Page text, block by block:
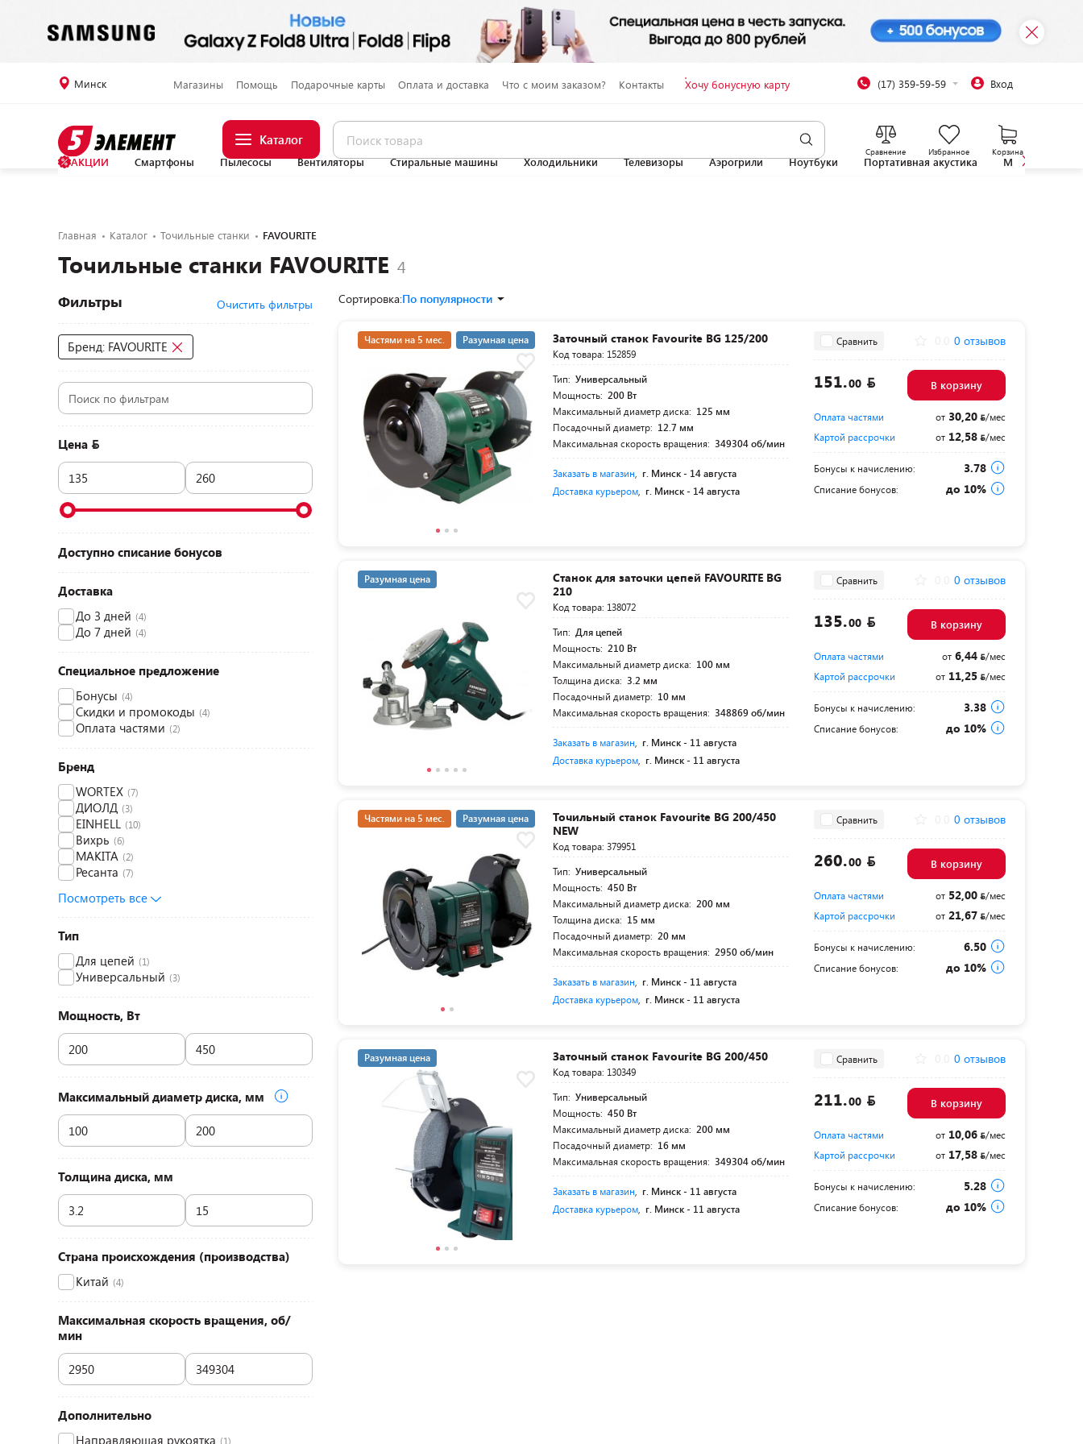
Минск Магазины Помощь Подарочные карты Оплата и доставка Что с моим заказом? Контакты Хочу бонусную карту (17) 359-59-59 Вход
Каталог
Сравнение Избранное Корзина
АКЦИИ Смартфоны Пылесосы Вентиляторы Стиральные машины Холодильники Телевизоры Аэрогрили Ноутбуки Портативная акустика
Главная Каталог Точильные станки FAVOURITE
Точильные станки FAVOURITE
Фильтры Очистить фильтры
Бренд: FAVOURITE
Цена
Доступно списание бонусов
Доставка
До 3 дней (4)
До 7 дней (4)
Специальное предложение
Бонусы (4)
Скидки и промокоды (4)
Оплата частями (2)
Бренд
WORTEX (7)
ДИОЛД (3)
EINHELL (10)
Вихрь (6)
MAKITA (2)
Ресанта (7)
Посмотреть все
Тип
Для цепей (1)
Универсальный (3)
Мощность, Вт
Максимальный диаметр диска, мм
Толщина диска, мм
Страна происхождения (производства)
Китай (4)
Максимальная скорость вращения, об/
мин
Дополнительно
Направляющая рукоятка (1)
Сортировка:По популярности
Частями на 5 мес. Разумная цена Заточный станок Favourite BG 125/200
Код товара: 152859
Тип: Универсальный
Мощность: 200 Вт
Максимальный диаметр диска: 125 мм
Посадочный диаметр: 12.7 мм
Максимальная скорость вращения: 349304 об/мин
Заказать в магазин г. Минск - 14 августа
Доставка курьером г. Минск - 14 августа
Сравнить 0 отзывов
151.00 В корзину
Оплата частями от30,20
/мес
Картой рассрочки
от12,58 /мес
Бонусы к начислению: 3.78
Списание бонусов: до 10%
Разумная цена
Станок для заточки цепей FAVOURITE BG
210
Код товара: 138072
Тип: Для цепей
Мощность: 210 Вт
Максимальный диаметр диска: 100 мм
Толщина диска: 3.2 мм
Посадочный диаметр: 10 мм
Максимальная скорость вращения: 348869 об/мин
Заказать в магазин г. Минск - 11 августа
Доставка курьером г. Минск - 11 августа
Сравнить 0 отзывов
135.00 В корзину
Оплата частями от6,44
/мес
Картой рассрочки
от11,25 /мес
Бонусы к начислению: 3.38
Списание бонусов: до 10%
Частями на 5 мес. Разумная цена
Точильный станок Favourite BG 200/450
NEW
Код товара: 379951
Тип: Универсальный
Мощность: 450 Вт
Максимальный диаметр диска: 200 мм
Толщина диска: 15 мм
Посадочный диаметр: 20 мм
Максимальная скорость вращения: 2950 об/мин
Заказать в магазин г. Минск - 11 августа
Доставка курьером г. Минск - 11 августа
Сравнить 0 отзывов
260.00 В корзину
Оплата частями от52,00
/мес
Картой рассрочки
от21,67 /мес
Бонусы к начислению: 6.50
Списание бонусов: до 10%
Разумная цена Заточный станок Favourite BG 200/450
Код товара: 130349
Тип: Универсальный
Мощность: 450 Вт
Максимальный диаметр диска: 200 мм
Посадочный диаметр: 16 мм
Максимальная скорость вращения: 349304 об/мин
Заказать в магазин г. Минск - 11 августа
Доставка курьером г. Минск - 11 августа
Сравнить 0 отзывов
211.00 В корзину
Оплата частями от10,06
/мес
Картой рассрочки
от17,58 /мес
Бонусы к начислению: 5.28
Списание бонусов: до 10%